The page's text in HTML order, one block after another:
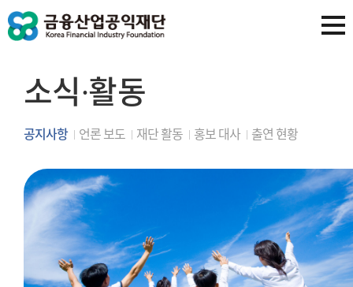
소식∙활동
공지사항 언론 보도 재단 활동 홍보 대사 출연 현황